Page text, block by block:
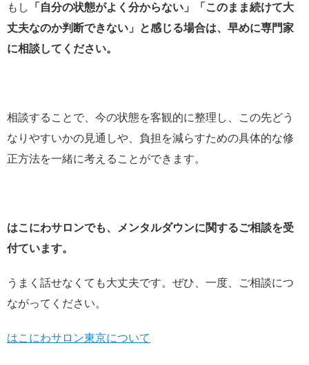
もし
「自分の状態がよく分からない」「このまま続けて大
丈夫なのか判断できない」と感じる場合は、早めに専門家
に相談してください。
相談することで、今の状態を客観的に整理し、この先どう
なりやすいかの見通しや、負担を減らすための具体的な修
正方法を一緒に考えることができます。
はこにわサロンでも、メンタルダウンに関するご相談を受
付ています。
うまく話せなくても大丈夫です。ぜひ、一度、ご相談につ
ながってください。
はこにわサロン東京について